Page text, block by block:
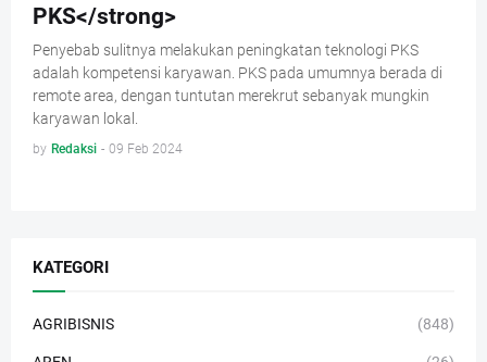
PKS</strong>
Penyebab sulitnya melakukan peningkatan teknologi PKS
adalah kompetensi karyawan. PKS pada umumnya berada di
remote area, dengan tuntutan merekrut sebanyak mungkin
karyawan lokal.
by Redaksi - 09 Feb 2024
KATEGORI
AGRIBISNIS (848)